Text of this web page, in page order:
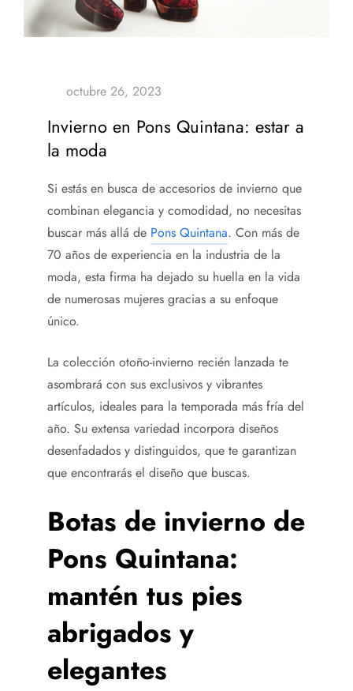
Invierno en Pons Quintana: estar a
la moda
Si estás en busca de accesorios de invierno que
combinan elegancia y comodidad, no necesitas
buscar más allá de Pons Quintana. Con más de
70 años de experiencia en la industria de la
moda, esta firma ha dejado su huella en la vida
de numerosas mujeres gracias a su enfoque
único.
La colección otoño-invierno recién lanzada te
asombrará con sus exclusivos y vibrantes
artículos, ideales para la temporada más fría del
año. Su extensa variedad incorpora diseños
desenfadados y distinguidos, que te garantizan
que encontrarás el diseño que buscas.
Botas de invierno de
Pons Quintana:
mantén tus pies
abrigados y
elegantes